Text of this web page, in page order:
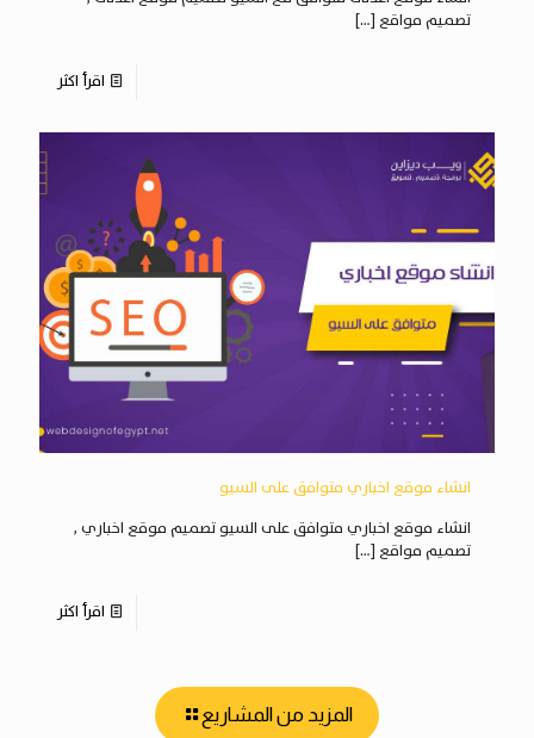
تصميم مواقع […]
اقرأ اكثر
انشاء موقع اخباري متوافق على السيو
انشاء موقع اخباري متوافق على السيو تصميم موقع اخباري ,
تصميم مواقع […]
اقرأ اكثر
المزيد من المشاريع